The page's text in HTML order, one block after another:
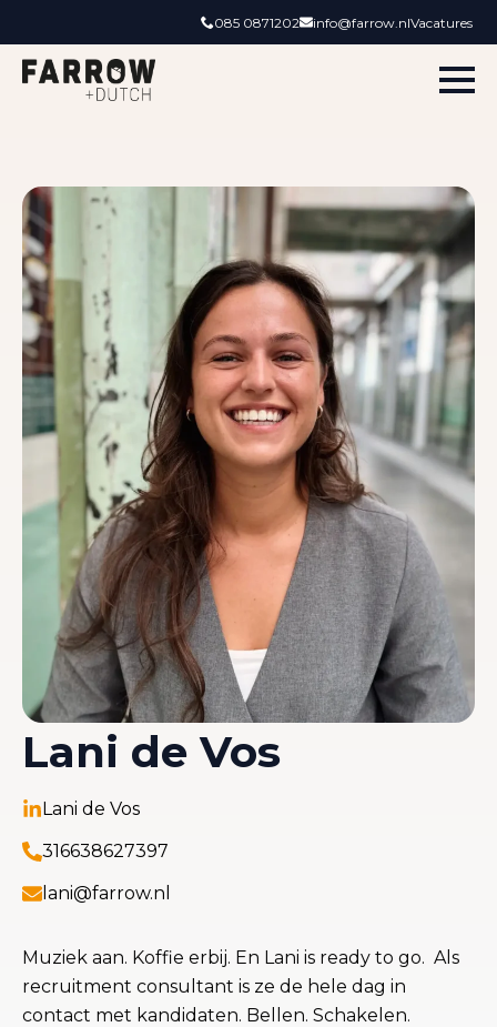
085 0871202 info@farrow.nlVacatures
Lani de Vos
Lani de Vos
316638627397
lani@farrow.nl
Muziek aan. Koffie erbij. En Lani is ready to go. Als
recruitment consultant is ze de hele dag in
contact met kandidaten. Bellen. Schakelen.